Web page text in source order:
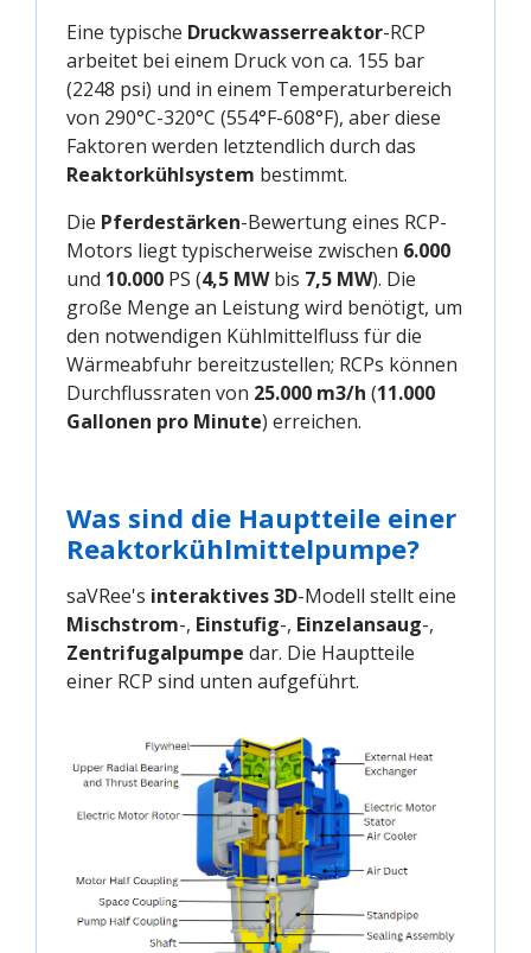
Eine typische Druckwasserreaktor-RCP
arbeitet bei einem Druck von ca. 155 bar
(2248 psi) und in einem Temperaturbereich
von 290°C-320°C (554°F-608°F), aber diese
Faktoren werden letztendlich durch das
Reaktorkühlsystem bestimmt.
Die Pferdestärken-Bewertung eines RCP-
Motors liegt typischerweise zwischen 6.000
und 10.000 PS (4,5 MWbis 7,5 MW). Die
große Menge an Leistung wird benötigt, um
den notwendigen Kühlmittelfluss für die
Wärmeabfuhr bereitzustellen; RCPs können
Durchflussraten von 25.000 m3/h (11.000
Gallonen pro Minute) erreichen.
Was sind die Hauptteile einer
Reaktorkühlmittelpumpe?
saVRee's interaktives 3D-Modell stellt eine
Mischstrom-, Einstufig-, Einzelansaug-,
Zentrifugalpumpe dar. Die Hauptteile
einer RCP sind unten aufgeführt.